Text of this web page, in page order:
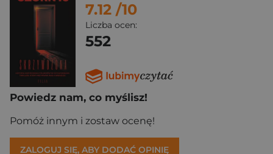
7.12 /10
Liczba ocen:
552
Powiedz nam, co myślisz!
Pomóż innym i zostaw ocenę!
ZALOGUJ SIĘ, ABY DODAĆ OPINIĘ